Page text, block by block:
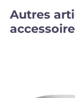
Autres